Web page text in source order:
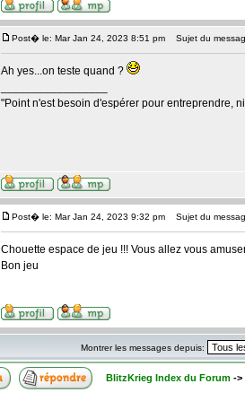
Post� le: Mar Jan 24, 2023 8:51 pm Sujet du
Ah yes...on teste quand ?
"Point n'est besoin d'espérer pour entreprendre,
Post� le: Mar Jan 24, 2023 9:32 pm Sujet du
Chouette espace de jeu !!! Vous allez vous
Bon jeu
Montrer les messages depuis:
BlitzKrieg Index du Forum->